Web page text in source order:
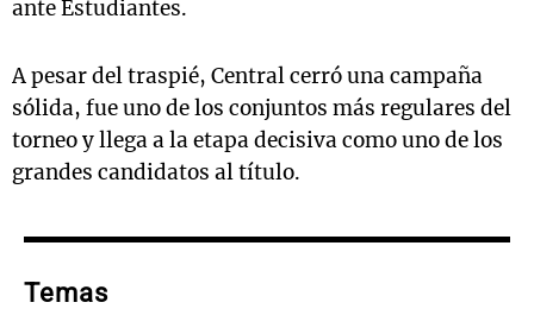
ante Estudiantes.
A pesar del traspié, Central cerró una campaña
sólida, fue uno de los conjuntos más regulares del
torneo y llega a la etapa decisiva como uno de los
grandes candidatos al título.
Temas